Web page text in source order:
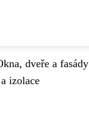
dveře a fasády
izolace